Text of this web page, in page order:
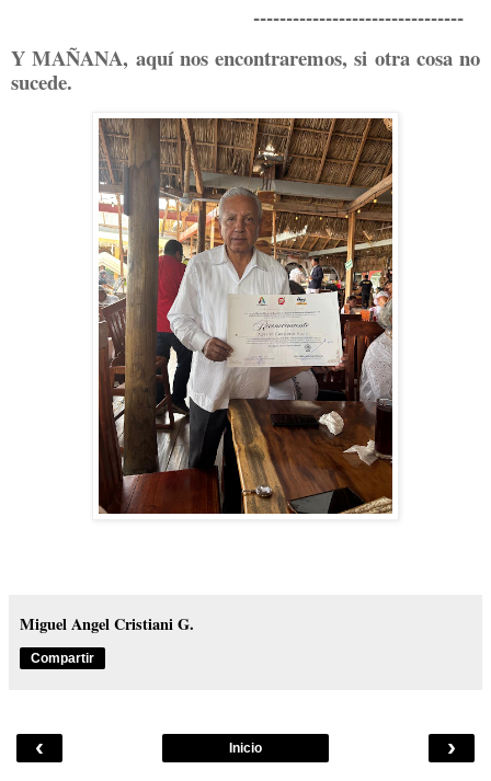
--------------------------------
Y MAÑANA, aquí nos encontraremos, si otra cosa no
sucede.
Miguel Angel Cristiani G.
Compartir
‹ ›
Inicio